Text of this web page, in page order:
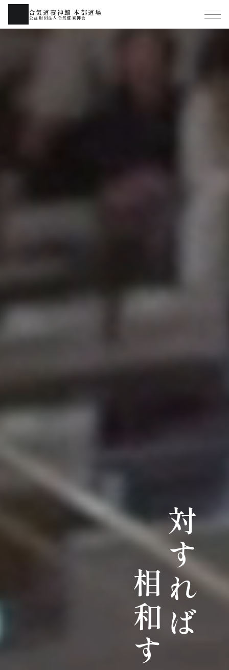
合気道養神館 本部道場
公益財団法人合気道養神会
対すれば
相和す